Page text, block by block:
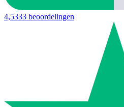
4,5333 beoordelingen